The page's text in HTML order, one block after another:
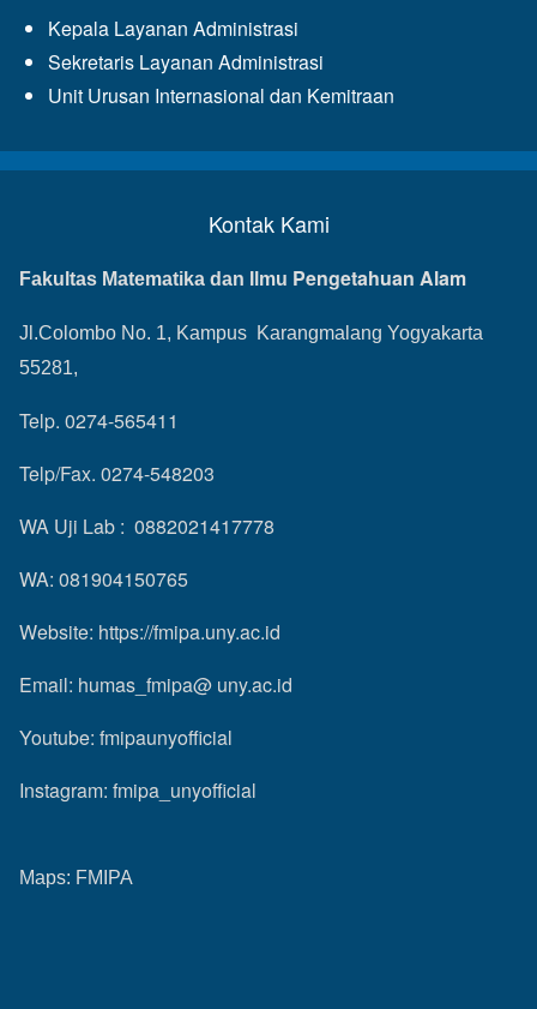
Kepala Layanan Administrasi
Sekretaris Layanan Administrasi
Unit Urusan Internasional dan Kemitraan
Kontak Kami
Fakultas Matematika dan Ilmu Pengetahuan Alam
Jl.Colombo No. 1, Kampus Karangmalang Yogyakarta
55281,
Telp. 0274-565411
Telp/Fax. 0274-548203
WA Uji Lab : 0882021417778
WA: 081904150765
Website: https://fmipa.uny.ac.id
Email: humas_fmipa@ uny.ac.id
Youtube: fmipaunyofficial
Instagram: fmipa_unyofficial
Maps: FMIPA